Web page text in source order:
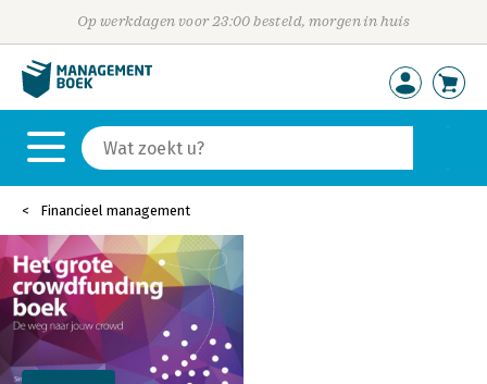
Op werkdagen voor 23:00 besteld, morgen in huis
Financieel management